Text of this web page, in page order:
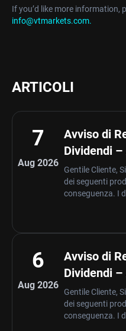
If you’d like more information,
info@vtmarkets.com.
ARTICOLI
7
Aug 2026
Avviso di
Dividendi –
Gentile Cliente,
dei seguenti
conseguenza. I
6
Aug 2026
Avviso di
Dividendi –
Gentile Cliente,
dei seguenti
conseguenza. I